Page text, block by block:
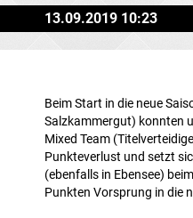
13.09.2019 10:23
Beim Start in die neue
Salzkammergut) konnten
Mixed Team
Punkteverlust und setzt
(ebenfalls in Ebensee)
Punkten Vorsprung in die